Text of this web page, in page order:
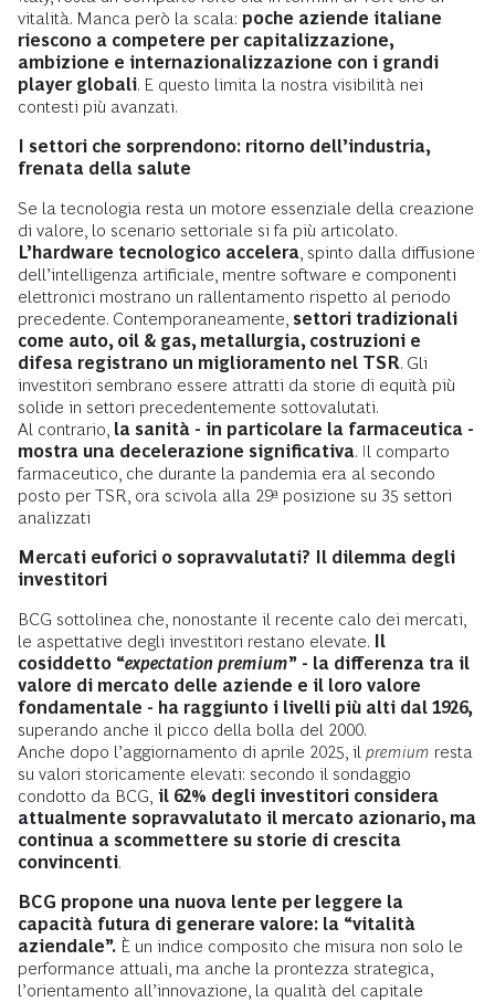
vitalità. Manca però la scala: poche aziende italiane
riescono a competere per capitalizzazione,
ambizione e internazionalizzazione con i grandi
player globali. E questo limita la nostra visibilità nei
contesti più avanzati.
I settori che sorprendono: ritorno dell’industria,
frenata della salute
Se la tecnologia resta un motore essenziale della creazione
di valore, lo scenario settoriale si fa più articolato.
L’hardware tecnologico accelera , spinto dalla diffusione
dell’intelligenza artificiale, mentre software e componenti
elettronici mostrano un rallentamento rispetto al periodo
precedente. Contemporaneamente, settori tradizionali
come auto, oil & gas, metallurgia, costruzioni e
difesa registrano un miglioramento nel TSR. Gli
investitori sembrano essere attratti da storie di equità più
solide in settori precedentemente sottovalutati.
Al contrario, la sanità - in particolare la farmaceutica -
mostra una decelerazione significativa. Il comparto
farmaceutico, che durante la pandemia era al secondo
posto per TSR, ora scivola alla 29ª posizione su 35 settori
analizzati
Mercati euforici o sopravvalutati? Il dilemma degli
investitori
BCG sottolinea che, nonostante il recente calo dei mercati,
le aspettative degli investitori restano elevate.
Il
cosiddetto “expectation premium” - la differenza tra il
valore di mercato delle aziende e il loro valore
fondamentale - ha raggiunto i livelli più alti dal 1926,
superando anche il picco della bolla del 2000.
Anche dopo l’aggiornamento di aprile 2025, il premium resta
su valori storicamente elevati: secondo il sondaggio
condotto da BCG, il 62% degli investitori considera
attualmente sopravvalutato il mercato azionario, ma
continua a scommettere su storie di crescita
convincenti.
BCG propone una nuova lente per leggere la
capacità futura di generare valore: la “vitalità
aziendale”. È un indice composito che misura non solo le
performance attuali, ma anche la prontezza strategica,
l’orientamento all’innovazione, la qualità del capitale